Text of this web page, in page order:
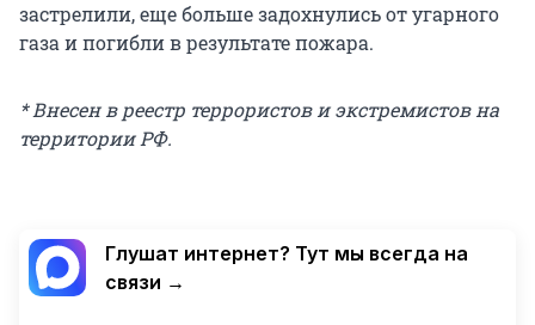
застрелили, еще больше задохнулись от угарного
газа и погибли в результате пожара.
* Внесен в реестр террористов и экстремистов на
территории РФ.
Глушат интернет? Тут мы всегда на
связи →